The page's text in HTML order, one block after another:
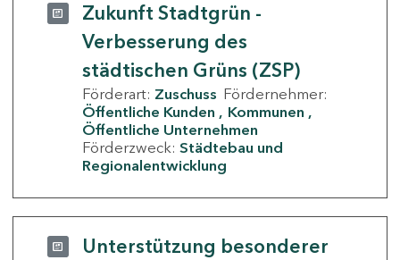
Zukunft Stadtgrün -
Verbesserung des
städtischen Grüns (ZSP)
Förderart: Zuschuss Fördernehmer:
Öffentliche Kunden
Kommunen
Öffentliche Unternehmen
Förderzweck: Städtebau und
Regionalentwicklung
Unterstützung besonderer